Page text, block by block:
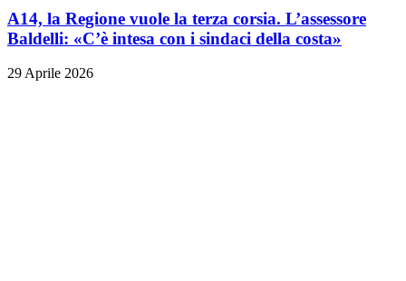
A14, la Regione vuole la terza corsia. L’assessore
Baldelli: «C’è intesa con i sindaci della costa»
29 Aprile 2026